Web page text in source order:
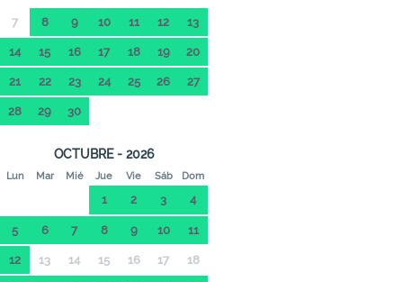
7 8 9 10 11 12 13
14 15 16 17 18 19 20
21 22 23 24 25 26 27
28 29 30
OCTUBRE - 2026
Lun Mar Mié Jue Vie Sáb Dom
1 2 3 4
5 6 7 8 9 10 11
12 13 14 15 16 17 18